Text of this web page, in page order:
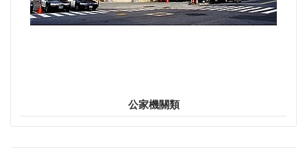
公家機關類